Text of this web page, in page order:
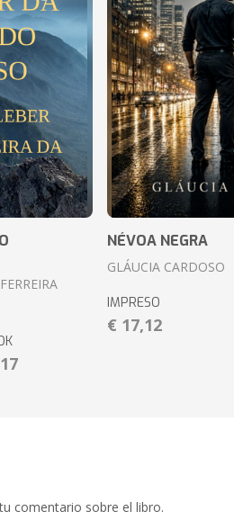
NÉVOA NEGRA
GLÁUCIA CARDOSO
IMPRESO
€ 17,12
comentario sobre el libro.